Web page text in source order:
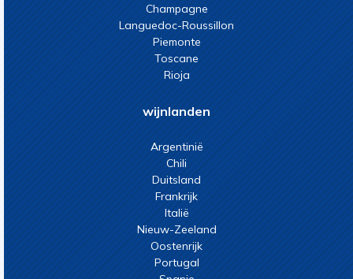
Champagne
Languedoc-Roussillon
Piemonte
Toscane
Rioja
wijnlanden
Argentinië
Chili
Duitsland
Frankrijk
Italië
Nieuw-Zeeland
Oostenrijk
Portugal